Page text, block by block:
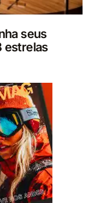
seus
estrelas